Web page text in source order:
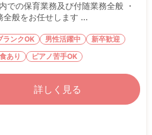
での保育業務及び付随業務全般 ・
全般をお任せします ...
ランクOK 男性活躍中
新卒歓迎
あり ピアノ苦手OK
詳しく見る